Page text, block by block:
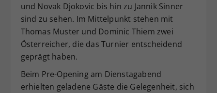
und Novak Djokovic bis hin zu Jannik Sinner
sind zu sehen. Im Mittelpunkt stehen mit
Thomas Muster und Dominic Thiem zwei
Österreicher, die das Turnier entscheidend
geprägt haben.
Beim Pre-Opening am Dienstagabend
erhielten geladene Gäste die Gelegenheit, sich